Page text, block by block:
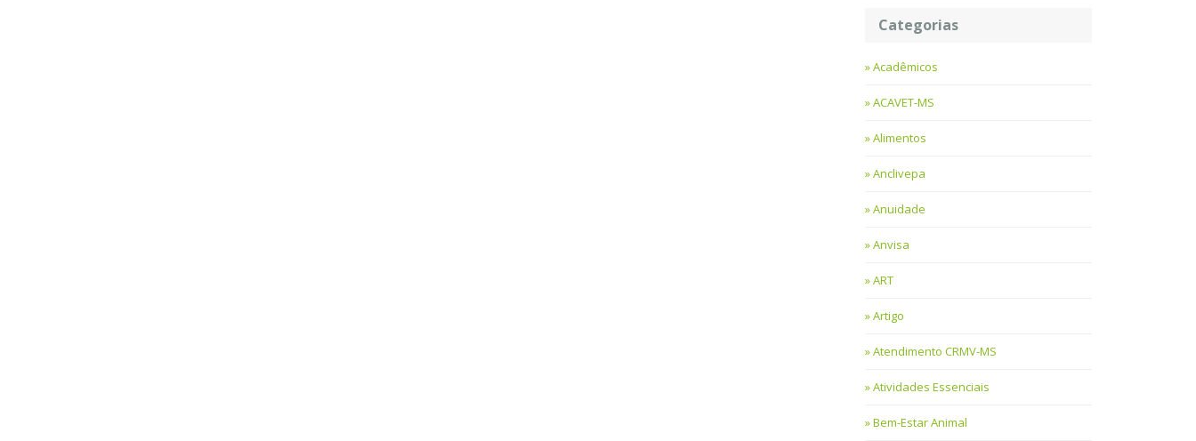
Categorias
Acadêmicos
ACAVET-MS
Alimentos
Anclivepa
Anuidade
Anvisa
ART
Artigo
Atendimento CRMV-MS
Atividades Essenciais
Bem-Estar Animal